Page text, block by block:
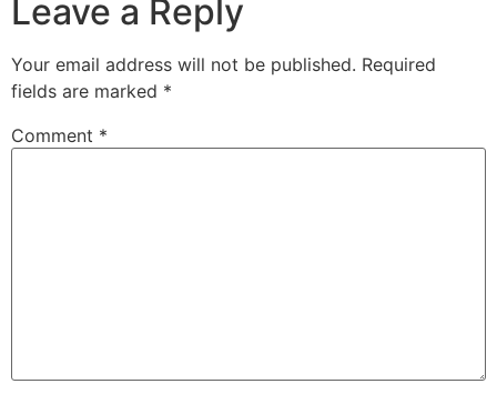
Leave a Reply
Your email address will not be published. Required
fields are marked *
Comment *